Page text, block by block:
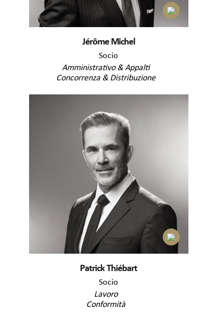
Jérôme Michel
Socio
Amministrativo & Appalti
Concorrenza & Distribuzione
Patrick Thiébart
Socio
Lavoro
Conformità